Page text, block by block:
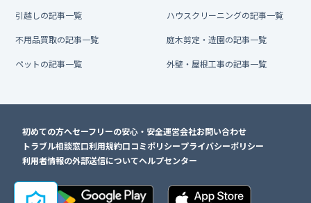
引越しの記事一覧 ハウスクリーニングの記事一覧
不用品買取の記事一覧 庭木剪定・造園の記事一覧
ペットの記事一覧 外壁・屋根工事の記事一覧
初めての方へセーフリーの安心・安全運営会社お問い合わせ
トラブル相談窓口利用規約口コミポリシープライバシーポリシー
利用者情報の外部送信についてヘルプセンター